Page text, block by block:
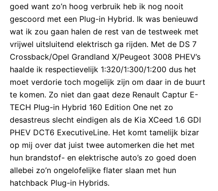
goed want zo’n hoog verbruik heb ik nog nooit
gescoord met een Plug-in Hybrid. Ik was benieuwd
wat ik zou gaan halen de rest van de testweek met
vrijwel uitsluitend elektrisch ga rijden. Met de DS 7
Crossback/Opel Grandland X/Peugeot 3008 PHEV’s
haalde ik respectievelijk 1:320/1:300/1:200 dus het
moet verdorie toch mogelijk zijn om daar in de buurt
te komen. Zo niet dan gaat deze Renault Captur E-
TECH Plug-in Hybrid 160 Edition One net zo
desastreus slecht eindigen als de Kia XCeed 1.6 GDI
PHEV DCT6 ExecutiveLine. Het komt tamelijk bizar
op mij over dat juist twee automerken die het met
hun brandstof- en elektrische auto’s zo goed doen
allebei zo’n ongelofelijke flater slaan met hun
hatchback Plug-in Hybrids.